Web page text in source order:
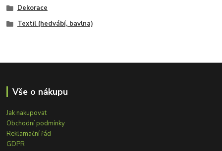
Dekorace
Textil (hedvábí, bavlna)
Vše o nákupu
Jak nakupovat
Obchodní podmínky
Reklamační řád
GDPR